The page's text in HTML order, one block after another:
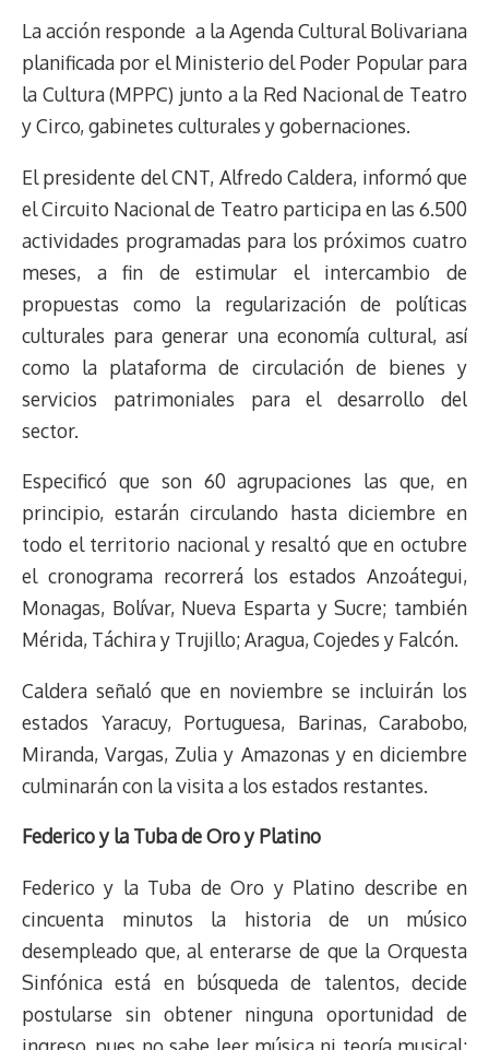
a
d
s
L
i
n
k
t
s
A
p
b
o
k
o
d
o
n
s
k
y
g
r
a
m
e
r
e
s
t
La acción responde a la Agenda Cultural Bolivariana
planificada por el Ministerio del Poder Popular para
la Cultura (MPPC) junto a la Red Nacional de Teatro
y Circo, gabinetes culturales y gobernaciones.
El presidente del CNT, Alfredo Caldera, informó que
el Circuito Nacional de Teatro participa en las 6.500
actividades programadas para los próximos cuatro
meses, a fin de estimular el intercambio de
propuestas como la regularización de políticas
culturales para generar una economía cultural, así
como la plataforma de circulación de bienes y
servicios patrimoniales para el desarrollo del
sector.
Especificó que son 60 agrupaciones las que, en
principio, estarán circulando hasta diciembre en
todo el territorio nacional y resaltó que en octubre
el cronograma recorrerá los estados Anzoátegui,
Monagas, Bolívar, Nueva Esparta y Sucre; también
Mérida, Táchira y Trujillo; Aragua, Cojedes y Falcón.
Caldera señaló que en noviembre se incluirán los
estados Yaracuy, Portuguesa, Barinas, Carabobo,
Miranda, Vargas, Zulia y Amazonas y en diciembre
culminarán con la visita a los estados restantes.
Federico y la Tuba de Oro y Platino
Federico y la Tuba de Oro y Platino describe en
cincuenta minutos la historia de un músico
desempleado que, al enterarse de que la Orquesta
Sinfónica está en búsqueda de talentos, decide
postularse sin obtener ninguna oportunidad de